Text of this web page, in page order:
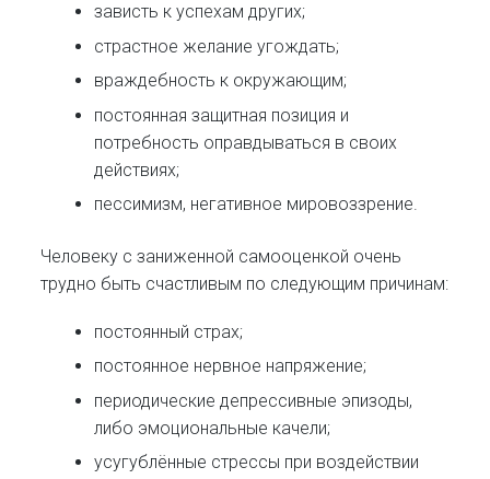
зависть к успехам других;
страстное желание угождать;
враждебность к окружающим;
постоянная защитная позиция и
потребность оправдываться в своих
действиях;
пессимизм, негативное мировоззрение.
Человеку с заниженной самооценкой очень
трудно быть счастливым по следующим причинам:
постоянный страх;
постоянное нервное напряжение;
периодические депрессивные эпизоды,
либо эмоциональные качели;
усугублённые стрессы при воздействии